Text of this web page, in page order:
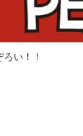
い！！